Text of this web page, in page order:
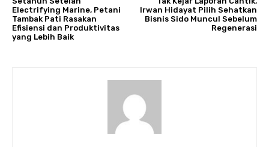
Electrifying Marine, Petani
Tambak Pati Rasakan
Efisiensi dan Produktivitas
yang Lebih Baik
Irwan Hidayat Pilih Sehatkan
Bisnis Sido Muncul Sebelum
Regenerasi